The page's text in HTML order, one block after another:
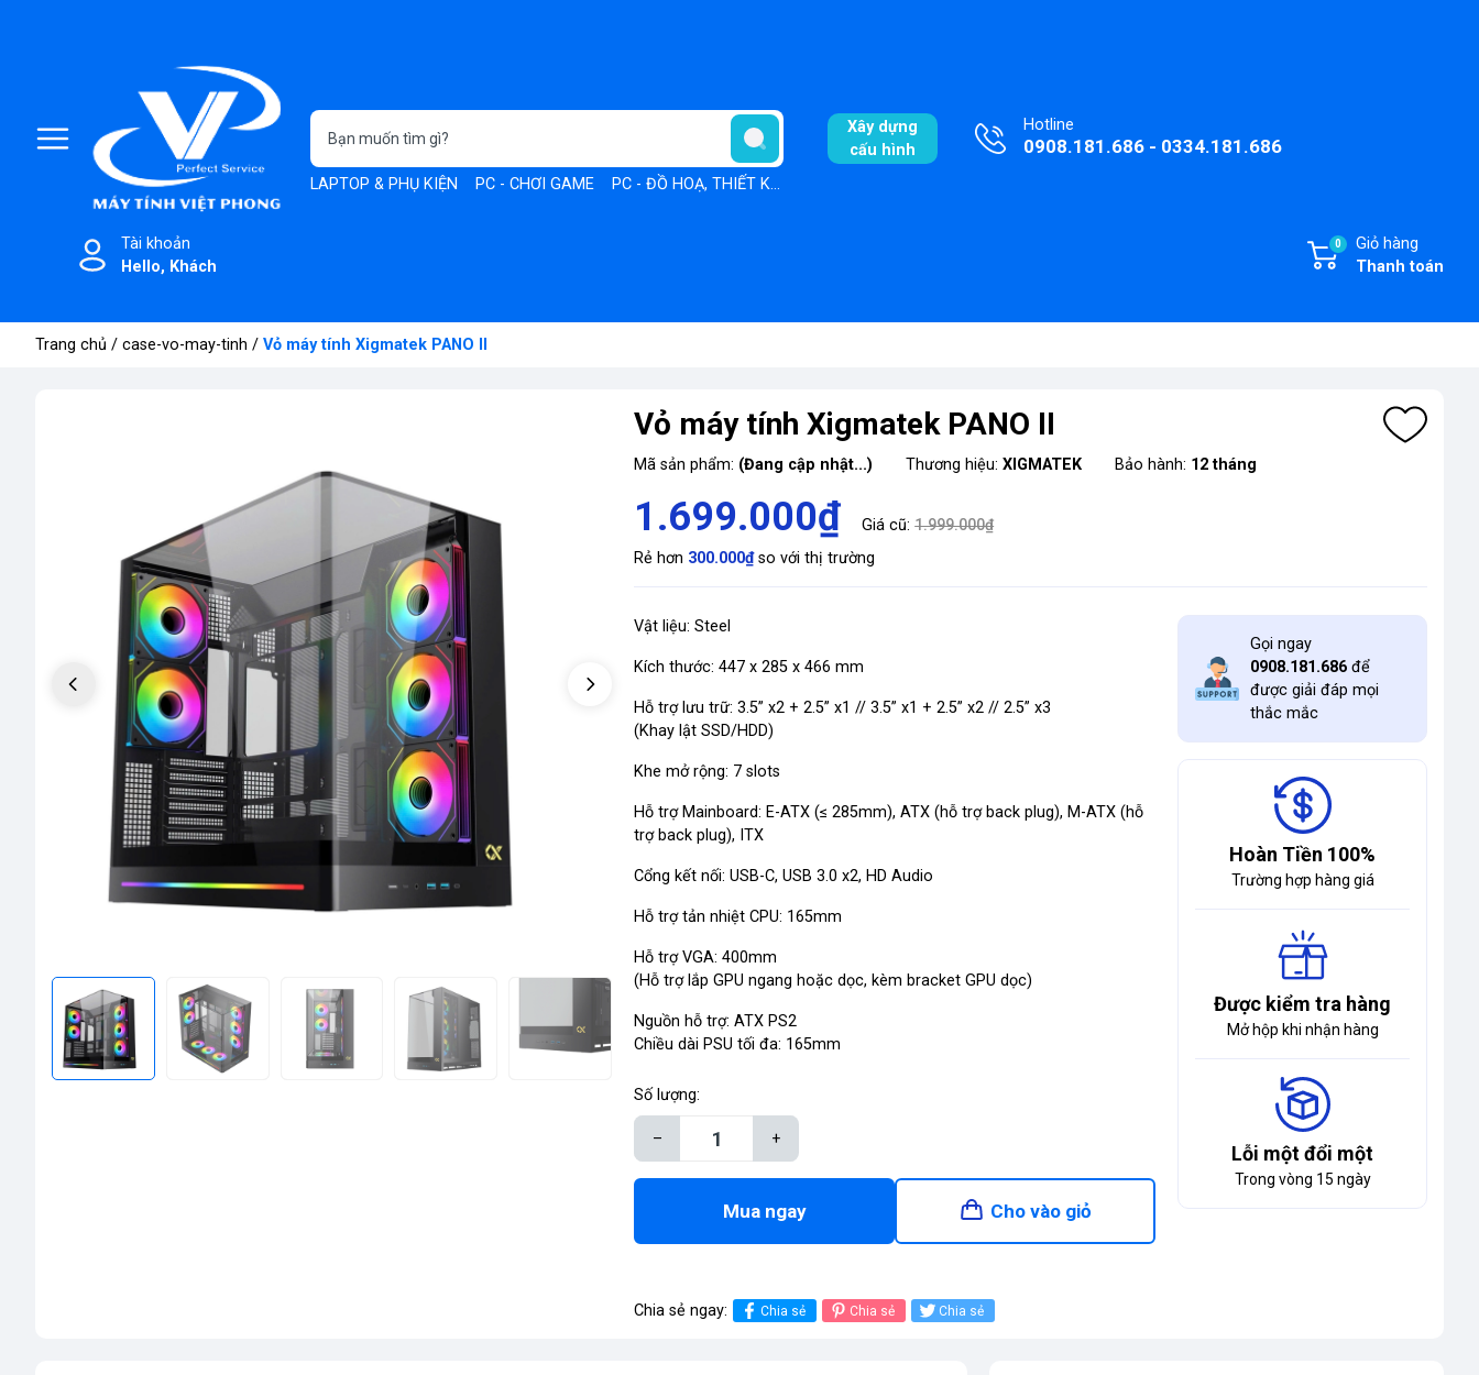
LAPTOP & PHỤ KIỆN PC - CHƠI GAME PC - ĐỒ HOẠ, THIẾT KẾ
Xây dựng
cấu hình
Hotline
0908.181.686 - 0334.181.686
Tài khoản
Hello, Khách
Giỏ hàng
Thanh toán
0
Trang chủ / case-vo-may-tinh / Vỏ máy tính Xigmatek PANO II
Vỏ máy tính Xigmatek PANO II
Mã sản phẩm: (Đang cập nhật...) Thương hiệu:XIGMATEK Bảo hành: 12 tháng
1.699.000₫ Giá cũ:1.999.000₫
Rẻ hơn 300.000₫so với thị trường
Vật liệu: Steel
Kích thước: 447 x 285 x 466 mm
Hỗ trợ lưu trữ: 3.5” x2 + 2.5” x1 // 3.5” x1 + 2.5” x2 // 2.5” x3
(Khay lật SSD/HDD)
Khe mở rộng: 7 slots
Hỗ trợ Mainboard: E-ATX (≤ 285mm), ATX (hỗ trợ back plug), M-ATX (hỗ
trợ back plug), ITX
Cổng kết nối: USB-C, USB 3.0 x2, HD Audio
Hỗ trợ tản nhiệt CPU: 165mm
Hỗ trợ VGA: 400mm
(Hỗ trợ lắp GPU ngang hoặc dọc, kèm bracket GPU dọc)
Nguồn hỗ trợ: ATX PS2
Chiều dài PSU tối đa: 165mm
Số lượng:
– +
Mua ngay Cho vào giỏ
Chia sẻ ngay: Chia sẻ Chia sẻ Chia sẻ
Gọi ngay
0908.181.686 để
được giải đáp mọi
thắc mắc
Hoàn Tiền 100%
Trường hợp hàng giá
Được kiểm tra hàng
Mở hộp khi nhận hàng
Lỗi một đổi một
Trong vòng 15 ngày